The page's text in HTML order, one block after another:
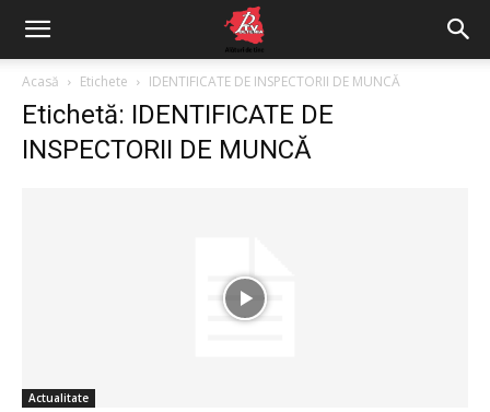
Acasă Etichete IDENTIFICATE DE INSPECTORII DE MUNCĂ
Etichetă: IDENTIFICATE DE
INSPECTORII DE MUNCĂ
Actualitate